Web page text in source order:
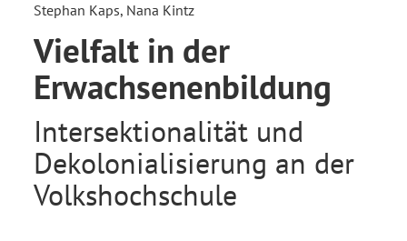
Stephan Kaps, Nana Kintz
Vielfalt in der
Erwachsenenbildung
Intersektionalität und
Dekolonialisierung an der
Volkshochschule